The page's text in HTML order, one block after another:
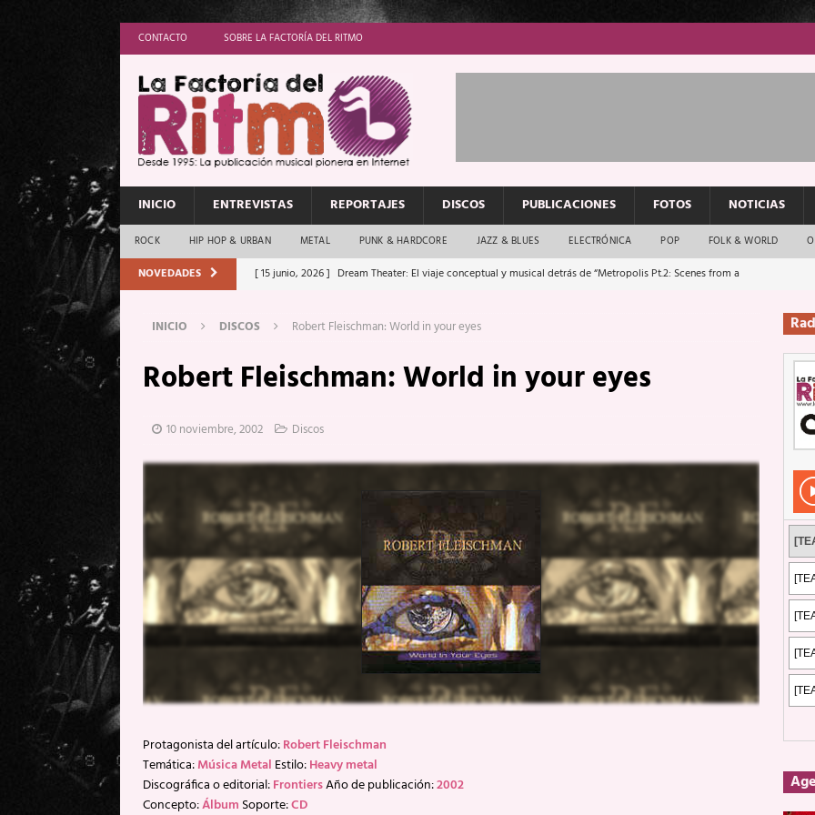
CONTACTO SOBRE LA FACTORÍA DEL RITMO
INICIO ENTREVISTAS REPORTAJES DISCOS PUBLICACIONES FOTOS NOTICIAS
ROCK HIP HOP & URBAN METAL PUNK & HARDCORE JAZZ & BLUES ELECTRÓNICA POP FOLK & WORLD
NOVEDADES [ 15 junio, 2026 ] Dream Theater: El viaje conceptual y musical detrás de “Metropolis Pt.2: Scenes from a
[ 11 junio, 2026 ] Vamos Con Todo: El rock urbano sigue en buenas manos
[ 1 junio, 2026 ]
Ave Exsilyum, los que van a escucharte te saludan
Iron Maiden: Música y arte que forjaron un mito
REPORTAJES
[ 20 mayo, 2026 ]
[ 17 mayo, 2026 ] Fito & Fitipaldis: 2 de mayo de 2026 en Fuengirola
FOTOS
Fito & Fitipaldis: Su ‘aullido’ retumbó ferozmente en Fuengirola.
[ 5 agosto, 2026 ]
Florent Gorges: La historia de Nintendo Vol. 2 PUBLICACIONES
INICIO DISCOS Robert Fleischman: World in your eyes
Robert Fleischman: World in your eyes
10 noviembre, 2002 Discos
Protagonista del artículo:Robert Fleischman
Temática:Música Metal Estilo:Heavy metal
Discográfica o editorial:FrontiersAño de publicación:2002
Concepto:Álbum Soporte:CD